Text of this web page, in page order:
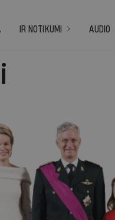
IR NOTIKUMI AUDIO